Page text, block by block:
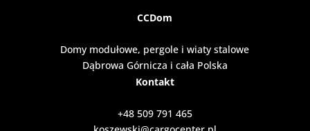
CCDom
Domy modułowe, pergole i wiaty stalowe
Dąbrowa Górnicza i cała Polska
Kontakt
+48 509 791 465